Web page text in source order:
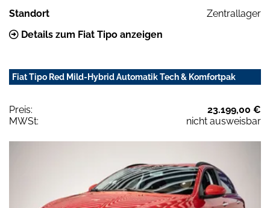
Standort
Zentrallager
Details zum Fiat Tipo anzeigen
Fiat Tipo Red Mild-Hybrid Automatik Tech & Komfortpak
Preis:
23.199,00 €
MWSt:
nicht ausweisbar